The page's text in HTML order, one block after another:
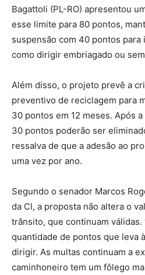
Bagattoli (PL-RO) apresentou
esse limite para 80 pontos,
suspensão com 40 pontos para
como dirigir embriagado ou
Além disso, o projeto prevê a
preventivo de reciclagem para
30 pontos em 12 meses. Após
30 pontos poderão ser
ressalva de que a adesão ao
uma vez por ano.
Segundo o senador Marcos
da CI, a proposta não altera o
trânsito, que continuam válidas.
quantidade de pontos que leva
dirigir. As multas continuam a
caminhoneiro tem um fôlego